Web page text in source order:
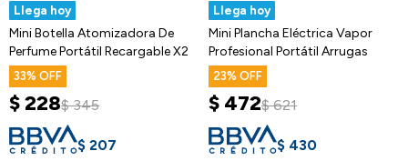
Llega hoy
Mini Botella Atomizadora De
Perfume Portátil Recargable X2
33
$228$ 345
$ 207
Llega hoy
Mini Plancha Eléctrica Vapor
Profesional Portátil Arrugas
23
$ 472$ 621
$ 430